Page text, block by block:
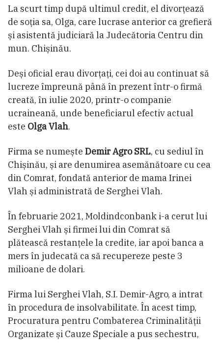
La scurt timp după ultimul credit, el divorțează
de soția sa, Olga, care lucrase anterior ca grefieră
și asistentă judiciară la Judecătoria Centru din
mun. Chișinău.
Deși oficial erau divorțați, cei doi au continuat să
lucreze împreună până în prezent într-o firmă
creată, în iulie 2020, printr-o companie
ucraineană, unde beneficiarul efectiv actual
este Olga Vlah.
Firma se numește Demir Agro SRL, cu sediul în
Chișinău, și are denumirea asemănătoare cu cea
din Comrat, fondată anterior de mama Irinei
Vlah și administrată de Serghei Vlah.
În februarie 2021, Moldindconbank i-a cerut lui
Serghei Vlah și firmei lui din Comrat să
plătească restanțele la credite, iar apoi banca a
mers în judecată ca să recupereze peste 3
milioane de dolari.
Firma lui Serghei Vlah, S.I. Demir-Agro, a intrat
în procedura de insolvabilitate. În acest timp,
Procuratura pentru Combaterea Criminalității
Organizate și Cauze Speciale a pus sechestru,